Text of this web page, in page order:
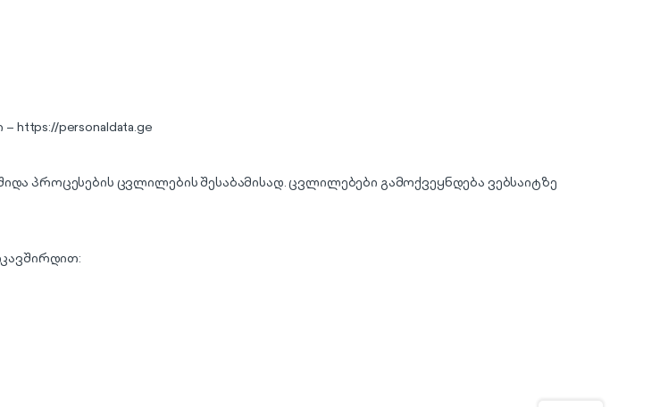
–https://personaldata.ge
პროცესების ცვლილების შესაბამისად. ცვლილებები გამოქვეყნდება ვებსაიტზე